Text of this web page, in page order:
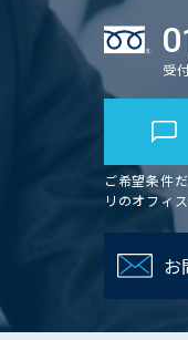
受
ご希望条件
リのオフィ
お